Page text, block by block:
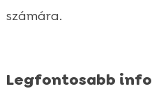
Konyhai biztonság

Ablakpárkányok
számára.
Legfontosabb